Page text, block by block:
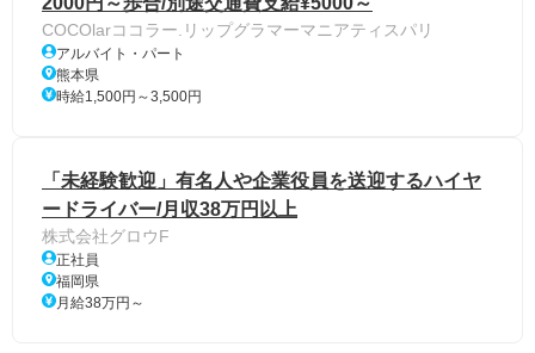
COCOlarココラー.リップグラマーマニアティスパリ
アルバイト・パート
熊本県
時給1,500円～3,500円
「未経験歓迎」有名人や企業役員を送迎するハイヤ
ードライバー/月収38万円以上
株式会社グロウF
正社員
福岡県
月給38万円～